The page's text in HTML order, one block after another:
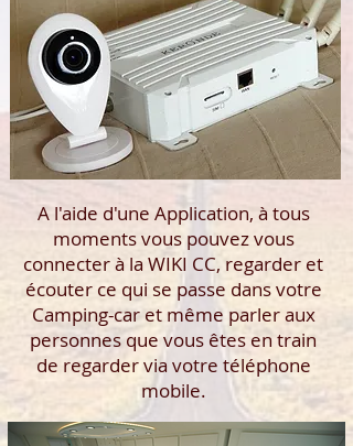
A l'aide d'une Application, à tous
moments vous pouvez vous
connecter à la WIKI CC, regarder et
écouter ce qui se passe dans votre
Camping-car et même parler aux
personnes que vous êtes en train
de regarder via votre téléphone
mobile.